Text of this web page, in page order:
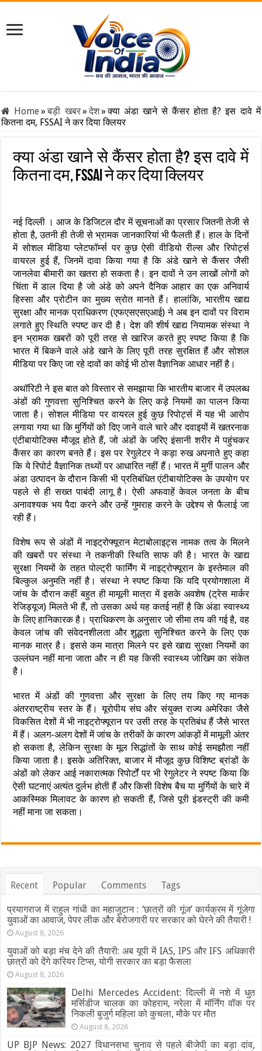
Home» बड़ी खबर»देश»क्या अंडा खाने से कैंसर होता है? इस दावे में
कितना दम, FSSAI ने कर दिया क्लियर
क्या अंडा खाने से कैंसर होता है? इस दावे में
कितना दम, FSSAI ने कर दिया क्लियर
नई दिल्ली । आज के डिजिटल दौर में सूचनाओं का प्रसार जितनी तेजी से
होता है, उतनी ही तेजी से भ्रामक जानकारियां भी फैलती हैं। हाल के दिनों
में सोशल मीडिया प्लेटफॉर्म्स पर कुछ ऐसी वीडियो रील्स और रिपोर्ट्स
वायरल हुई हैं, जिनमें दावा किया गया है कि अंडे खाने से कैंसर जैसी
जानलेवा बीमारी का खतरा हो सकता है। इन दावों ने उन लाखों लोगों को
चिंता में डाल दिया है जो अंडे को अपने दैनिक आहार का एक अनिवार्य
हिस्सा और प्रोटीन का मुख्य स्रोत मानते हैं। हालांकि, भारतीय खाद्य
सुरक्षा और मानक प्राधिकरण (एफएसएसएआई) ने अब इन दावों पर विराम
लगाते हुए स्थिति स्पष्ट कर दी है। देश की शीर्ष खाद्य नियामक संस्था ने
इन भ्रामक खबरों को पूरी तरह से खारिज करते हुए स्पष्ट किया है कि
भारत में बिकने वाले अंडे खाने के लिए पूरी तरह सुरक्षित हैं और सोशल
मीडिया पर किए जा रहे दावों का कोई भी ठोस वैज्ञानिक आधार नहीं है।
अथॉरिटी ने इस बात को विस्तार से समझाया कि भारतीय बाजार में उपलब्ध
अंडों की गुणवत्ता सुनिश्चित करने के लिए कड़े नियमों का पालन किया
जाता है। सोशल मीडिया पर वायरल हुई कुछ रिपोर्ट्स में यह भी आरोप
लगाया गया था कि मुर्गियों को दिए जाने वाले चारे और दवाइयों में खतरनाक
एंटीबायोटिक्स मौजूद होते हैं, जो अंडों के जरिए इंसानी शरीर में पहुंचकर
कैंसर का कारण बनते हैं। इस पर रेगुलेटर ने कड़ा रुख अपनाते हुए कहा
कि ये रिपोर्ट वैज्ञानिक तथ्यों पर आधारित नहीं हैं। भारत में मुर्गी पालन और
अंडा उत्पादन के दौरान किसी भी प्रतिबंधित एंटीबायोटिक्स के उपयोग पर
पहले से ही सख्त पाबंदी लागू है। ऐसी अफवाहें केवल जनता के बीच
अनावश्यक भय पैदा करने और उन्हें गुमराह करने के उद्देश्य से फैलाई जा
रही हैं।
विशेष रूप से अंडों में नाइट्रोफ्यूरान मेटाबोलाइट्स नामक तत्व के मिलने
की खबरों पर संस्था ने तकनीकी स्थिति साफ की है। भारत के खाद्य
सुरक्षा नियमों के तहत पोल्ट्री फार्मिंग में नाइट्रोफ्यूरान के इस्तेमाल की
बिल्कुल अनुमति नहीं है। संस्था ने स्पष्ट किया कि यदि प्रयोगशाला में
जांच के दौरान कहीं बहुत ही मामूली मात्रा में इसके अवशेष (ट्रेस मार्कर
रेजिड्यूज) मिलते भी हैं, तो उसका अर्थ यह कतई नहीं है कि अंडा स्वास्थ्य
के लिए हानिकारक है। प्राधिकरण के अनुसार जो सीमा तय की गई है, वह
केवल जांच की संवेदनशीलता और शुद्धता सुनिश्चित करने के लिए एक
मानक मात्र है। इससे कम मात्रा मिलने पर इसे खाद्य सुरक्षा नियमों का
उल्लंघन नहीं माना जाता और न ही यह किसी स्वास्थ्य जोखिम का संकेत
है।
भारत में अंडों की गुणवत्ता और सुरक्षा के लिए तय किए गए मानक
अंतरराष्ट्रीय स्तर के हैं। यूरोपीय संघ और संयुक्त राज्य अमेरिका जैसे
विकसित देशों में भी नाइट्रोफ्यूरान पर उसी तरह के प्रतिबंध हैं जैसे भारत
में हैं। अलग-अलग देशों में जांच के तरीकों के कारण आंकड़ों में मामूली अंतर
हो सकता है, लेकिन सुरक्षा के मूल सिद्धांतों के साथ कोई समझौता नहीं
किया जाता है। इसके अतिरिक्त, बाजार में मौजूद कुछ विशिष्ट ब्रांडों के
अंडों को लेकर आई नकारात्मक रिपोर्टों पर भी रेगुलेटर ने स्पष्ट किया कि
ऐसी घटनाएं अत्यंत दुर्लभ होती हैं और किसी विशेष बैच या मुर्गियों के चारे में
आकस्मिक मिलावट के कारण हो सकती हैं, जिसे पूरी इंडस्ट्री की कमी
नहीं माना जा सकता।
Recent Popular Comments Tags
प्रयागराज में राहुल गांधी का महाजुटान : ‘छात्रों की गूंज’ कार्यक्रम में गूंजेगा
युवाओं का आवाज, पेपर लीक और बेरोजगारी पर सरकार को घेरने की तैयारी !
August 8, 2026
युवाओं को बड़ा मंच देने की तैयारी: अब यूपी में IAS, IPS और IFS अधिकारी
छात्रों को देंगे करियर टिप्स, योगी सरकार का बड़ा फैसला
August 8, 2026
Delhi Mercedes Accident: दिल्ली में नशे में धुत
मर्सिडीज चालक का कोहराम, नरेला में मॉर्निंग वॉक पर
निकली बुजुर्ग महिला को कुचला, मौके पर मौत
August 8, 2026
UP BJP News: 2027 विधानसभा चुनाव से पहले बीजेपी का बड़ा दांव,